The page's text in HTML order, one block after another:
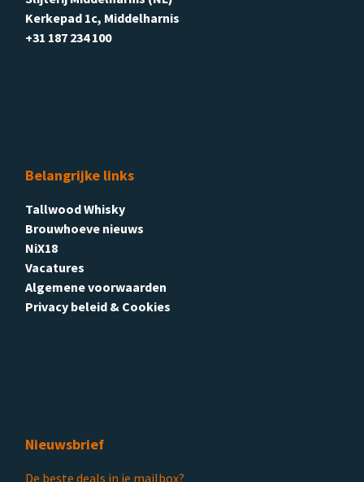
Kerkepad 1c, Middelharnis
+31 187 234 100
Belangrijke links
Tallwood Whisky
Brouwhoeve nieuws
NiX18
Vacatures
Algemene voorwaarden
Privacy beleid & Cookies
Nieuwsbrief
De beste deals in je mailbox?